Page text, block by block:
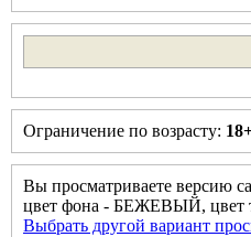
Ограничение по возрасту:
Вы просматриваете версию
цвет фона - БЕЖЕВЫЙ,
Выбрать другой вариант